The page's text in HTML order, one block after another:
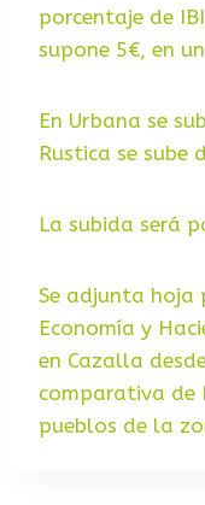
porcentaje de
supone 5€, en
En Urbana se
Rustica se sube
La subida será
Se adjunta hoja
Economía y
en Cazalla
comparativa de
pueblos de la